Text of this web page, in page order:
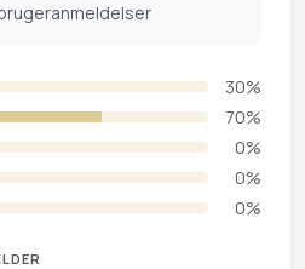
30%
70%
0%
0%
0%